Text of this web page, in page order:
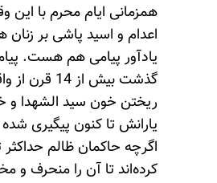
همزمانی ایام محرم با این
اعدام و اسید پاشی بر
یادآور پیامی هم هست.
گذشت بیش از 14
ریختن خون سید الشهدا و
یارانش تا کنون پیگیری شده
اگر‌چه حاکمان ظالم
کرده‌اند تا آن را منحرف و